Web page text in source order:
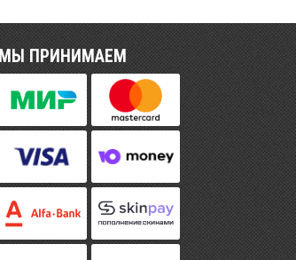
МЫ ПРИНИМАЕМ